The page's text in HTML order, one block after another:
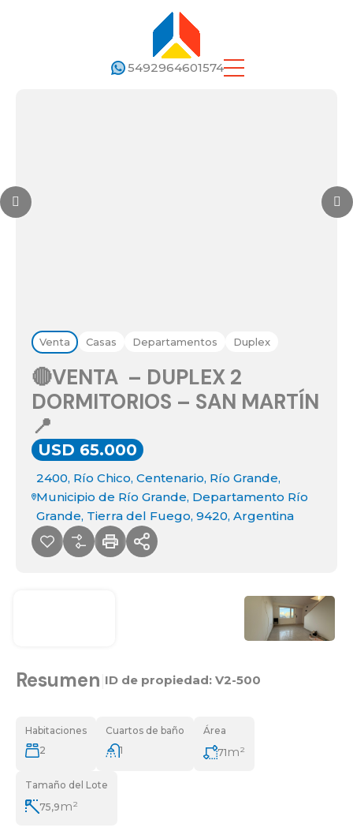
5492964601574
Venta Casas Departamentos Duplex
🔴VENTA – DUPLEX 2
DORMITORIOS – SAN MARTÍN
📍
USD 65.000
2400, Río Chico, Centenario, Río Grande,
Municipio de Río Grande, Departamento Río
Grande, Tierra del Fuego, 9420, Argentina
Resumen ID de propiedad: V2-500
Habitaciones
2
Cuartos de baño
1
Área
71 m²
Tamaño del Lote
75,9 m²